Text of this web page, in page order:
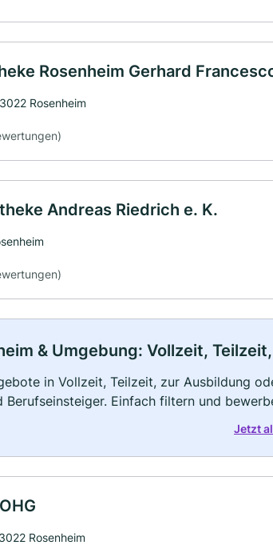
Rosenheim Gerhard
Rosenheim
Andreas Riedrich e. K.
& Umgebung: Vollzeit,
in Vollzeit, Teilzeit, zur Ausbildung
Berufseinsteiger. Einfach filtern und
Jetzt
Rosenheim